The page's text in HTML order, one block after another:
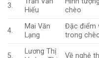
3.
Hiếu
chèo
4.
Mai Văn
Lạng
Đặc điểm
trong
5.
Lương Thị
Về nghệ